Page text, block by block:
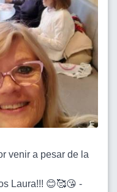
venir a pesar de la
Laura!!! 😊🥰😘 -